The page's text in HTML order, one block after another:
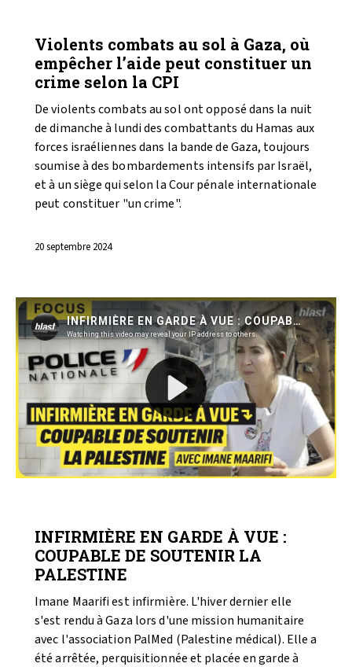
Violents combats au sol à Gaza, où
empêcher l’aide peut constituer un
crime selon la CPI
De violents combats au sol ont opposé dans la nuit
de dimanche à lundi des combattants du Hamas aux
forces israéliennes dans la bande de Gaza, toujours
soumise à des bombardements intensifs par Israël,
et à un siège qui selon la Cour pénale internationale
peut constituer "un crime".
20 septembre 2024
INFIRMIÈRE EN GARDE À VUE :
COUPABLE DE SOUTENIR LA
PALESTINE
Imane Maarifi est infirmière. L'hiver dernier elle
s'est rendu à Gaza lors d'une mission humanitaire
avec l'association PalMed (Palestine médical). Elle a
été arrêtée, perquisitionnée et placée en garde à